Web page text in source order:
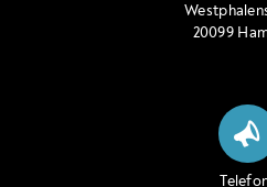
20099